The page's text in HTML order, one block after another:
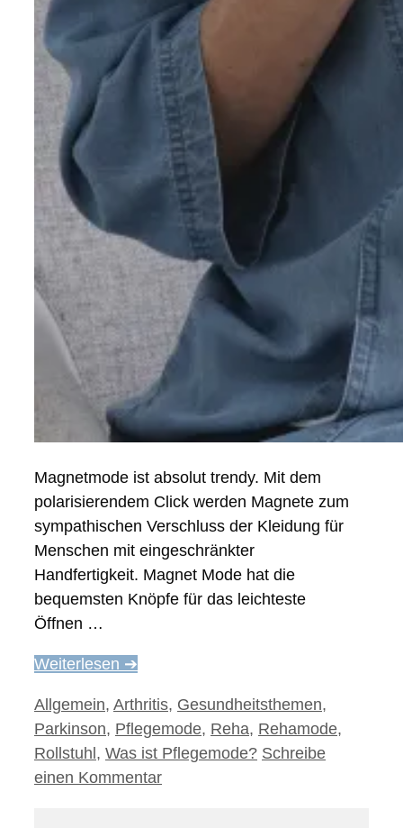
Magnetmode ist absolut trendy. Mit dem
polarisierendem Click werden Magnete zum
sympathischen Verschluss der Kleidung für
Menschen mit eingeschränkter
Handfertigkeit. Magnet Mode hat die
bequemsten Knöpfe für das leichteste
Öffnen …
Weiterlesen ➔
Kategorien
Allgemein, Arthritis, Gesundheitsthemen,
Parkinson, Pflegemode, Reha, Rehamode,
Rollstuhl, Was ist Pflegemode? Schreibe
einen Kommentar